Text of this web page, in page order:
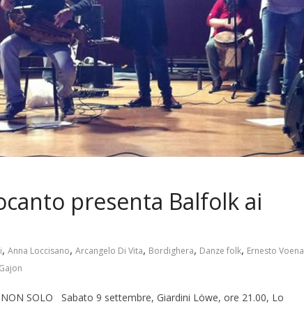
presenta Balfolk ai
, Anna Loccisano, Arcangelo Di Vita, Bordighera, Danze folk, Ernesto Voena
NON SOLO Sabato 9 settembre, Giardini Löwe, ore 21.00, Lo